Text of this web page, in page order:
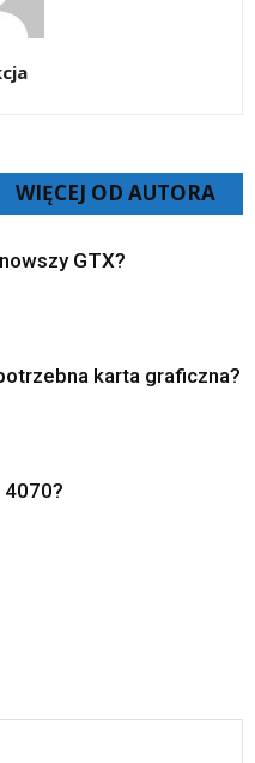
WIĘCEJ OD AUTORA
GTX?
karta graficzna?
4070?